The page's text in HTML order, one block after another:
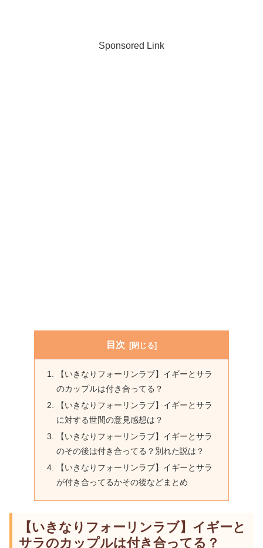
Sponsored Link
目次
【いきなりフォーリンラブ】イギーとサラ
のカップルは付き合ってる？
【いきなりフォーリンラブ】イギーとサラ
に対する世間の意見感想は？
【いきなりフォーリンラブ】イギーとサラ
のその後は付き合ってる？別れた説は？
【いきなりフォーリンラブ】イギーとサラ
が付き合ってるかその後などまとめ
【いきなりフォーリンラブ】イギーと
サラのカップルは付き合ってる？